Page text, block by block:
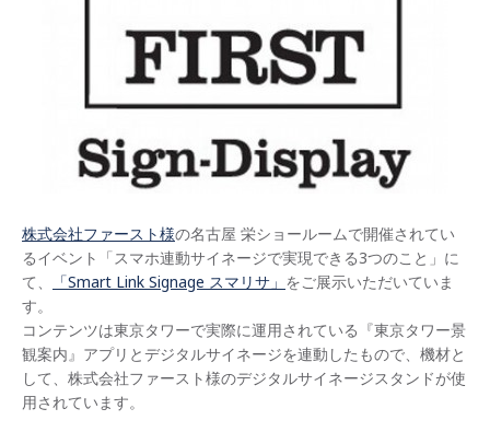
株式会社ファースト様の名古屋 栄ショールームで開催されてい
るイベント「スマホ連動サイネージで実現できる3つのこと」に
て、
「Smart Link Signage スマリサ」 をご展示いただいていま
す。
コンテンツは東京タワーで実際に運用されている『東京タワー景
観案内』アプリとデジタルサイネージを連動したもので、機材と
して、株式会社ファースト様のデジタルサイネージスタンドが使
用されています。